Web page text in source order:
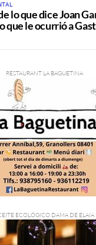
lo que dice Joan
que le ocurrió a